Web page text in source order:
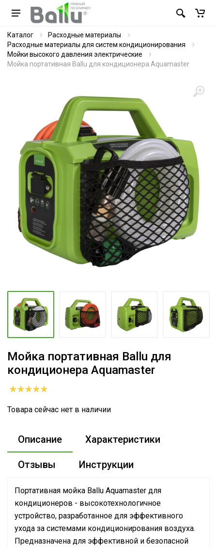
Каталог
Расходные материалы
Расходные материалы для систем кондиционирования
Мойки высокого давления электрические
Мойка портативная Ballu для кондиционера Aquamaster
Мойка портативная Ballu для
кондиционера Aquamaster
Товара сейчас нет в наличии
Описание Характеристики
Отзывы Инструкции
Портативная мойка Ballu Aquamaster для
кондиционеров - высокотехнологичное
устройство, разработанное для эффективного
ухода за системами кондиционирования воздуха.
Предназначена для эффективной и безопасной